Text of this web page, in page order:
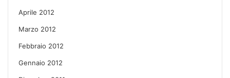
Aprile 2012
Marzo 2012
Febbraio 2012
Gennaio 2012